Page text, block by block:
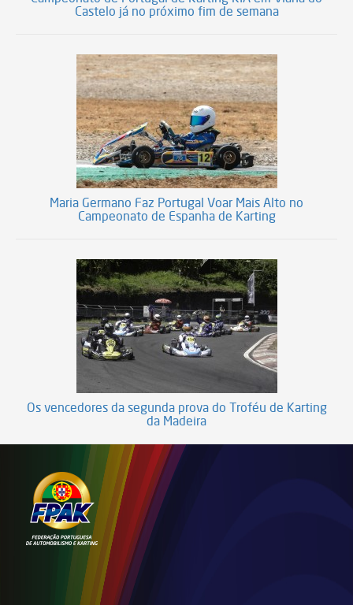
Castelo já no próximo fim de semana
Maria Germano Faz Portugal Voar Mais Alto no
Campeonato de Espanha de Karting
Os vencedores da segunda prova do Troféu de Karting
da Madeira